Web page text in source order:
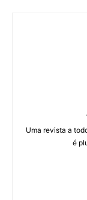
Uma revista a
é